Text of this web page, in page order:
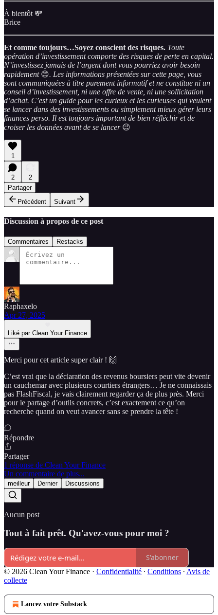
À bientôt 💸
Brice
Et comme toujours…Soyez conscient des risques. Toute
opération d’investissement comporte des risques de perte en capital.
N’investissez jamais de l’argent dont vous pourriez avoir besoin
rapidement 😊. Les informations présentées sur cette page, vous
sont communiquées à titre purement informatif et ne constitue ni un
conseil d’investissement, ni une offre de vente, ni une sollicitation
d’achat. C’est un guide pour les curieux et les curieuses qui veulent
se lancer dans des investissements ou simplement mieux gérer leurs
finances perso. Il est toujours important de bien réfléchir et de
croiser les données avant de se lancer 😉
1
2
2
Partager
Précédent
Suivant
Discussion à propos de ce post
Commentaires Restacks
Raphaxelo
Apr 27, 2025
Liké par Clean Your Finance
Merci pour cet article super clair ! 🙌
C’est vrai que la déclaration des revenus boursiers peut vite devenir
un cauchemar avec plusieurs courtiers étrangers… Je ne connaissais
pas FlashFiscal, je vais clairement regarder ça de plus près. Merci
pour le partage d’outils concrets, c’est exactement ce qu’on
recherche quand on veut avancer sans se prendre la tête !
Répondre
Partager
1 réponse de Clean Your Finance
Un commentaire de plus...
meilleur Dernier Discussions
Aucun post
Tout à fait prêt. Qu'avez-vous pour moi ?
S'abonner
© 2026 Clean Your Finance · Confidentialité ∙ Conditions ∙ Avis de
collecte
Lancez votre Substack